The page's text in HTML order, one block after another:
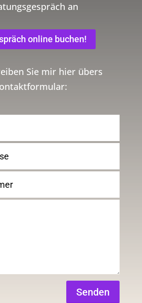
an
online buchen!
Sie mir hier übers
Senden